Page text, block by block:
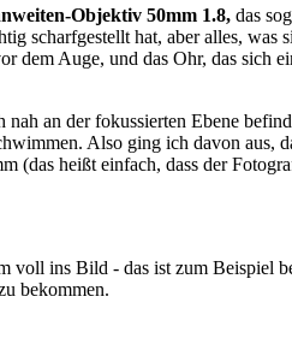
Objektiv 50mm 1.8, das
scharfgestellt hat, aber alles, was
dem Auge, und das Ohr, das sich
an der fokussierten Ebene
Also ging ich davon aus,
(das heißt einfach, dass der
voll ins Bild - das ist zum Beispiel
bekommen.